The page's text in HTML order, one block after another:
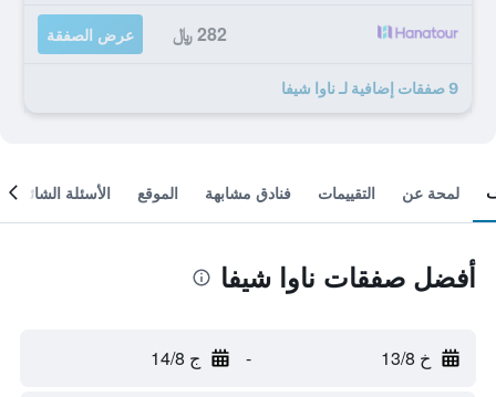
282 ﷼ عرض الصفقة
9 صفقات إضافية لـ ناوا شيفا
لمحة عن التقييمات فنادق مشابهة الموقع الأسئلة الشائعة
أفضل صفقات ناوا شيفا
خ 13/8 - ج 14/8